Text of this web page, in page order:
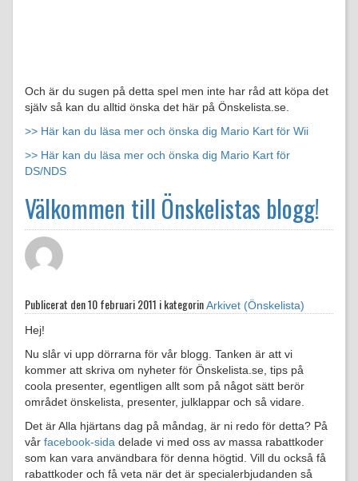
Och är du sugen på detta spel men inte har råd att köpa det
själv så kan du alltid önska det här på Önskelista.se.
>> Här kan du läsa mer och önska dig Mario Kart för Wii
>> Här kan du läsa mer och önska dig Mario Kart för
DS/NDS
Välkommen till Önskelistas blogg!
Publicerat den10 februari 2011 i kategorinArkivet (Önskelista)
Hej!
Nu slår vi upp dörrarna för vår blogg. Tanken är att vi
kommer att skriva om nyheter för Önskelista.se, tips på
coola presenter, egentligen allt som på något sätt berör
området önskelista, presenter, julklappar och så vidare.
Det är Alla hjärtans dag på måndag, är ni redo för detta? På
vår facebook-sida delade vi med oss av massa rabattkoder
som kan vara användbara för denna högtid. Vill du också få
rabattkoder och få veta när det är specialerbjudanden så